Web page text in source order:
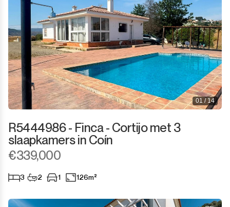
01 / 14
R5444986 - Finca - Cortijo met 3
slaapkamers in Coín
€339,000
3 2 1 126m²